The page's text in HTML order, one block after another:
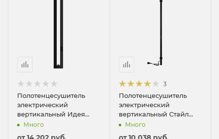
Полотенцесушитель
электрический
вертикальный Идея
120/15
Много
3
Полотенцесушитель
электрический
вертикальный Стайл
ПРО 120/3
Много